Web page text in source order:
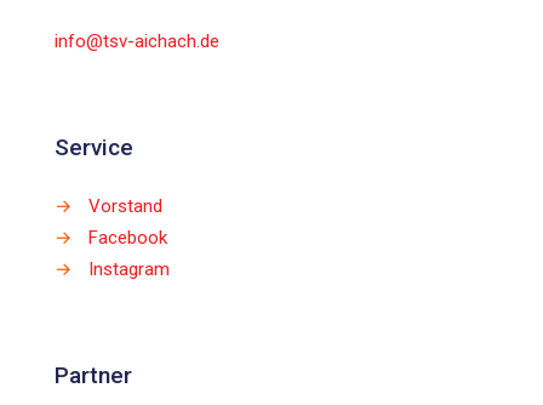
info@tsv-aichach.de
Service
→
Vorstand
→
Facebook
→
Instagram
Partner